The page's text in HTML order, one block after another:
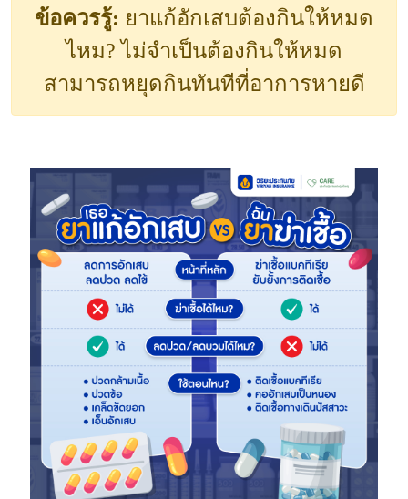
ข้อควรรู้: ยาแก้อักเสบต้องกินให้หมด
ไหม? ไม่จำเป็นต้องกินให้หมด
สามารถหยุดกินทันทีที่อาการหายดี